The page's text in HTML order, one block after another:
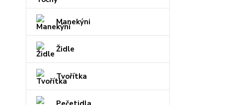
Manekýni
Židle
Tvořítka